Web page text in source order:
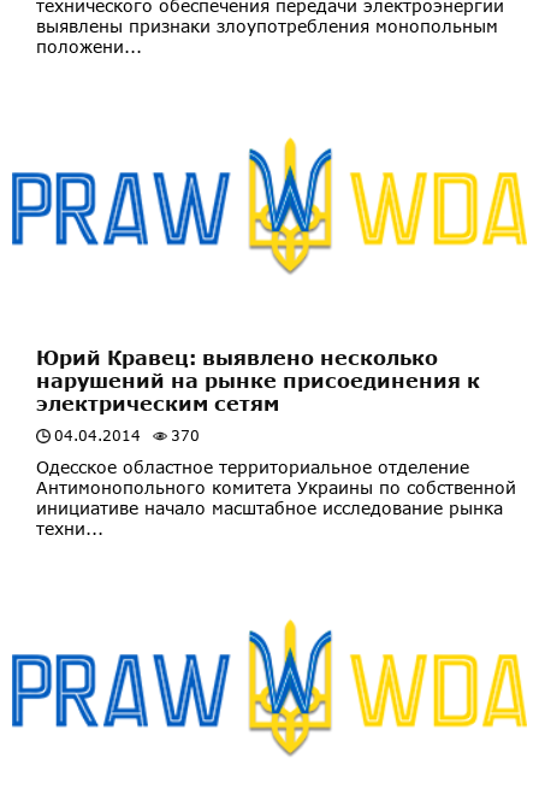
технического обеспечения передачи электроэнергии
выявлены признаки злоупотребления монопольным
положени...
Юрий Кравец: выявлено несколько
нарушений на рынке присоединения к
электрическим сетям
04.04.2014 370
Одесское областное территориальное отделение
Антимонопольного комитета Украины по собственной
инициативе начало масштабное исследование рынка
техни...